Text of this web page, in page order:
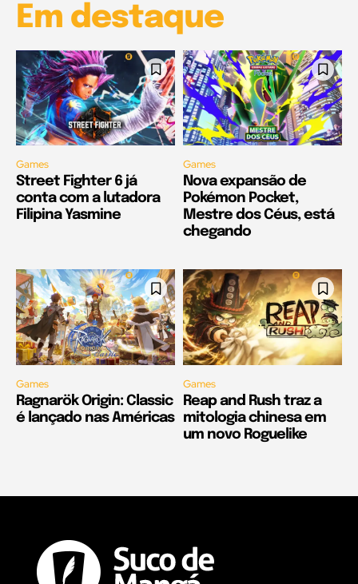
Em destaque
Games
Street Fighter 6 já
conta com a lutadora
Filipina Yasmine
Games
Nova expansão de
Pokémon Pocket,
Mestre dos Céus, está
chegando
Games
Ragnarök Origin: Classic
é lançado nas Américas
Games
Reap and Rush traz a
mitologia chinesa em
um novo Roguelike